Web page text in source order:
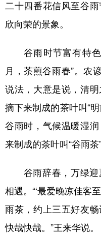
二十四番花信风至谷
欣向荣的景象。
谷雨时节富有特色
月，茶煎谷雨春”。农
说法，大意是说，清
摘下来制成的茶叶叫“
谷雨时，气候温暖湿
来制成的茶叶叫“谷雨茶”
谷雨辞春，万绿迎
相遇。“‘最爱晚凉佳客
雨茶，约上三五好友畅
快哉快哉。”王来华说。